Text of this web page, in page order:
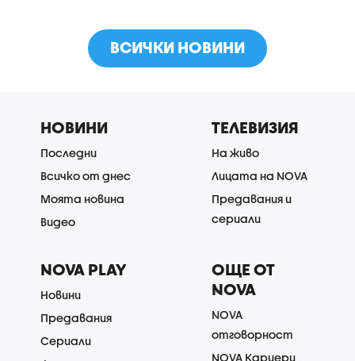
ВСИЧКИ НОВИНИ
НОВИНИ
Последни
Всичко от днес
Моята новина
Видео
ТЕЛЕВИЗИЯ
На живо
Лицата на NOVA
Предавания и
сериали
NOVA PLAY
Новини
Предавания
Сериали
ОЩЕ ОТ
NOVA
NOVA
отговорност
NOVA Кариери